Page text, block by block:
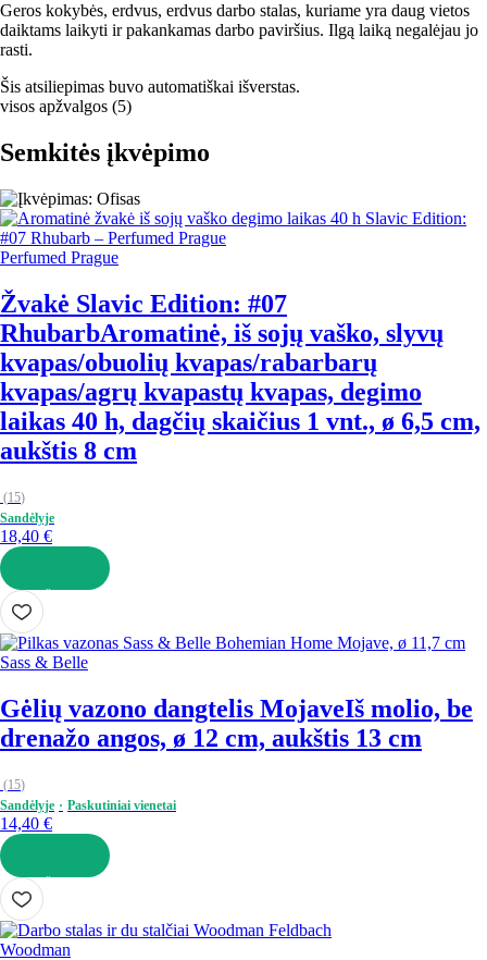
Geros kokybės, erdvus, erdvus darbo stalas, kuriame yra daug vietos
daiktams laikyti ir pakankamas darbo paviršius. Ilgą laiką negalėjau jo
rasti.
Šis atsiliepimas buvo automatiškai išverstas.
visos apžvalgos (5)
Semkitės įkvėpimo
Perfumed Prague
Žvakė Slavic Edition: #07
RhubarbAromatinė, iš sojų vaško, slyvų
kvapas/obuolių kvapas/rabarbarų
kvapas/agrų kvapastų kvapas, degimo
laikas 40 h, dagčių skaičius 1 vnt., ø 6,5 cm,
aukštis 8 cm
(15)
Sandėlyje
18,40 €
Į KREPŠELĮ
Sass & Belle
Gėlių vazono dangtelis MojaveIš molio, be
drenažo angos, ø 12 cm, aukštis 13 cm
(15)
Sandėlyje
Paskutiniai vienetai
14,40 €
Į KREPŠELĮ
Woodman